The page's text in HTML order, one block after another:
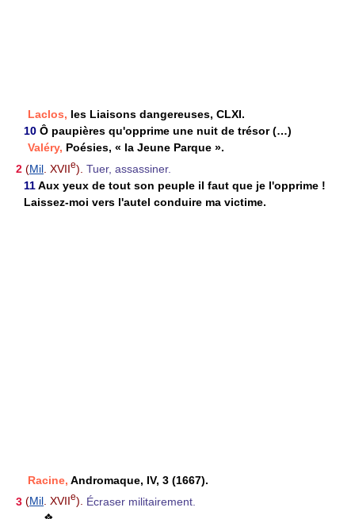
Laclos, les Liaisons dangereuses, CLXI.
10 Ô paupières qu'opprime une nuit de trésor (…)
Valéry, Poésies, « la Jeune Parque ».
2 (Mil . XVIIe). Tuer, assassiner.
11Aux yeux de tout son peuple il faut que je l'opprime !
Laissez-moi vers l'autel conduire ma victime.
Racine, Andromaque, IV, 3 (1667).
3 (Mil. XVIIe). Écraser militairement.